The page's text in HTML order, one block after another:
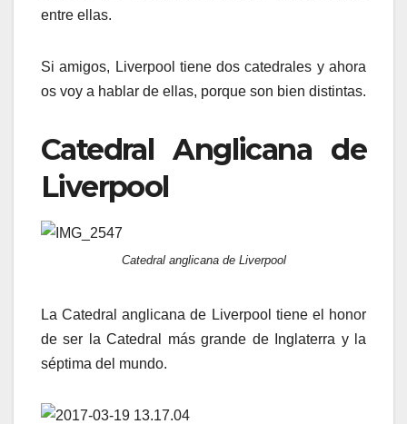
entre ellas.
Si amigos, Liverpool tiene dos catedrales y ahora
os voy a hablar de ellas, porque son bien distintas.
Catedral Anglicana de
Liverpool
Catedral anglicana de Liverpool
La Catedral anglicana de Liverpool tiene el honor
de ser la Catedral más grande de Inglaterra y la
séptima del mundo.